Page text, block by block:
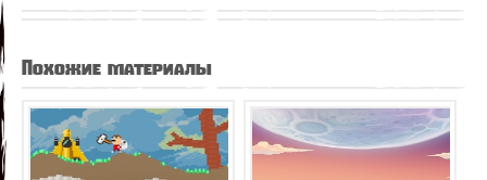
Похожие материалы